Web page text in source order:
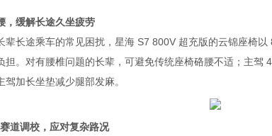
缓解长途久坐疲劳
途乘车的常见困扰，星海 S7 800V 超充版的云锦座椅以
担。对有腰椎问题的长辈，可避免传统座椅硌腰不适；主驾
加长坐垫减少腿部发麻。
调校，应对复杂路况